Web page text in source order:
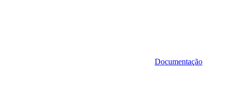
Documentação